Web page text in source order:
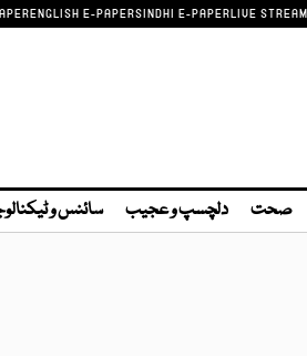
ENGLISH E-PAPERSINDHI E-PAPERLIVE
صحت دلچسپ و عجیب سائنس و